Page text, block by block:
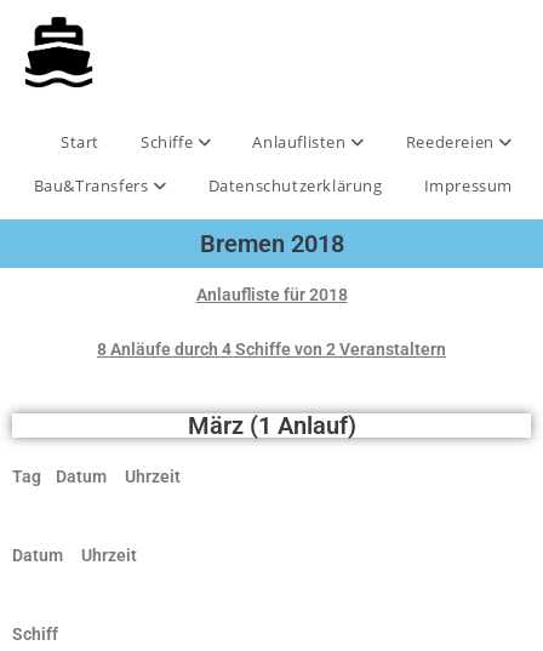
Start Schiffe Anlauflisten
Reedereien
Bau&Transfers
Datenschutzerklärung Impressum
Bremen 2018
Anlaufliste für 2018
8 Anläufe durch 4 Schiffe von 2 Veranstaltern
März (1 Anlauf)
Tag Datum Uhrzeit
Datum Uhrzeit
Schiff